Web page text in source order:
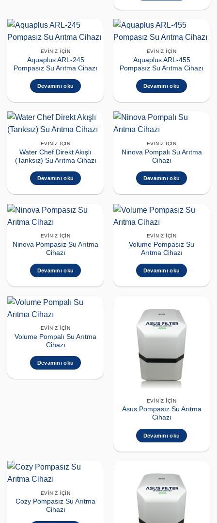
EVINIZ İÇIN
Aquaplus ARL-245
Pompasız Su Arıtma Cihazı
Devamını oku
EVINIZ İÇIN
Aquaplus ARL-455
Pompasız Su Arıtma Cihazı
Devamını oku
EVINIZ İÇIN
Water Chef Direkt Akışlı
(Tanksız) Su Arıtma Cihazı
Devamını oku
EVINIZ İÇIN
Ninova Pompalı Su Arıtma
Cihazı
Devamını oku
EVINIZ İÇIN
Ninova Pompasız Su Arıtma
Cihazı
Devamını oku
EVINIZ İÇIN
Volume Pompasız Su
Arıtma Cihazı
Devamını oku
EVINIZ İÇIN
Volume Pompalı Su Arıtma
Cihazı
Devamını oku
EVINIZ İÇIN
Asus Pompasız Su Arıtma
Cihazı
Devamını oku
EVINIZ İÇIN
Cozy Pompasız Su Arıtma
Cihazı